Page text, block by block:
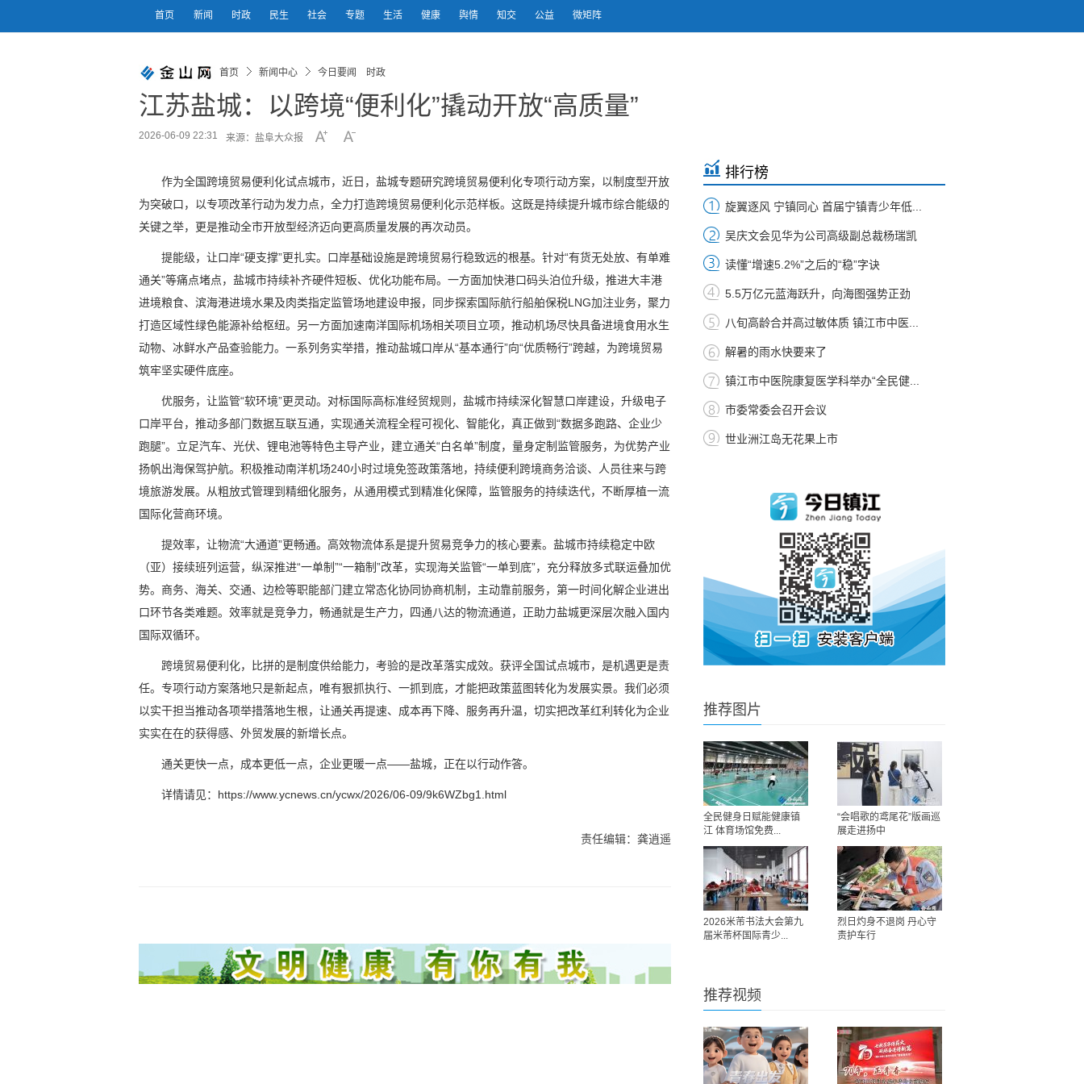
首页 新闻 时政 民生 社会 专题 生活 健康 舆情 知交 公益 微矩阵
首页 新闻中心 今日要闻 时政
江苏盐城：以跨境“便利化”撬动开放“高质量”
2026-06-09 22:31 来源：盐阜大众报
作为全国跨境贸易便利化试点城市，近日，盐城专题研究跨境贸易便利化专项行动方案，以制度型开放
为突破口，以专项改革行动为发力点，全力打造跨境贸易便利化示范样板。这既是持续提升城市综合能级的
关键之举，更是推动全市开放型经济迈向更高质量发展的再次动员。
提能级，让口岸“硬支撑”更扎实。口岸基础设施是跨境贸易行稳致远的根基。针对“有货无处放、有单难
通关”等痛点堵点，盐城市持续补齐硬件短板、优化功能布局。一方面加快港口码头泊位升级，推进大丰港
进境粮食、滨海港进境水果及肉类指定监管场地建设申报，同步探索国际航行船舶保税LNG加注业务，聚力
打造区域性绿色能源补给枢纽。另一方面加速南洋国际机场相关项目立项，推动机场尽快具备进境食用水生
动物、冰鲜水产品查验能力。一系列务实举措，推动盐城口岸从“基本通行”向“优质畅行”跨越，为跨境贸易
筑牢坚实硬件底座。
优服务，让监管“软环境”更灵动。对标国际高标准经贸规则，盐城市持续深化智慧口岸建设，升级电子
口岸平台，推动多部门数据互联互通，实现通关流程全程可视化、智能化，真正做到“数据多跑路、企业少
跑腿”。立足汽车、光伏、锂电池等特色主导产业，建立通关“白名单”制度，量身定制监管服务，为优势产业
扬帆出海保驾护航。积极推动南洋机场240小时过境免签政策落地，持续便利跨境商务洽谈、人员往来与跨
境旅游发展。从粗放式管理到精细化服务，从通用模式到精准化保障，监管服务的持续迭代，不断厚植一流
国际化营商环境。
提效率，让物流“大通道”更畅通。高效物流体系是提升贸易竞争力的核心要素。盐城市持续稳定中欧
（亚）接续班列运营，纵深推进“一单制”“一箱制”改革，实现海关监管“一单到底”，充分释放多式联运叠加优
势。商务、海关、交通、边检等职能部门建立常态化协同协商机制，主动靠前服务，第一时间化解企业进出
口环节各类难题。效率就是竞争力，畅通就是生产力，四通八达的物流通道，正助力盐城更深层次融入国内
国际双循环。
跨境贸易便利化，比拼的是制度供给能力，考验的是改革落实成效。获评全国试点城市，是机遇更是责
任。专项行动方案落地只是新起点，唯有狠抓执行、一抓到底，才能把政策蓝图转化为发展实景。我们必须
以实干担当推动各项举措落地生根，让通关再提速、成本再下降、服务再升温，切实把改革红利转化为企业
实实在在的获得感、外贸发展的新增长点。
通关更快一点，成本更低一点，企业更暖一点——盐城，正在以行动作答。
详情请见：https://www.ycnews.cn/ycwx/2026/06-09/9k6WZbg1.html
责任编辑：龚逍遥
排行榜
旋翼逐风 宁镇同心 首届宁镇青少年低...
吴庆文会见华为公司高级副总裁杨瑞凯
读懂“增速5.2%”之后的“稳”字诀
5.5万亿元蓝海跃升，向海图强势正劲
八旬高龄合并高过敏体质 镇江市中医...
解暑的雨水快要来了
镇江市中医院康复医学科举办“全民健...
市委常委会召开会议
世业洲江岛无花果上市
推荐图片
全民健身日赋能健康镇
江 体育场馆免费...
“会唱歌的鸢尾花”版画巡
展走进扬中
2026米芾书法大会第九
届米芾杯国际青少...
烈日灼身不退岗 丹心守
责护车行
推荐视频